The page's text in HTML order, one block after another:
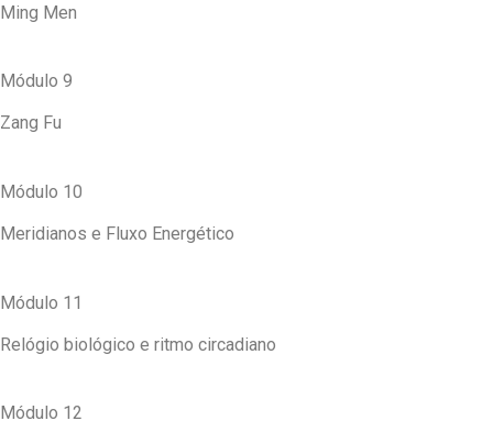
Ming Men
Módulo 9
Zang Fu
Módulo 10
Meridianos e Fluxo Energético
Módulo 11
Relógio biológico e ritmo circadiano
Módulo 12